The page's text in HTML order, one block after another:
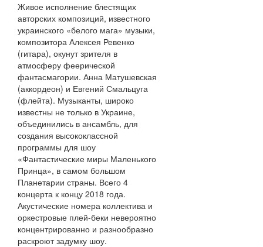
Живое исполнение блестящих
авторских композиций, известного
украинского «белого мага» музыки,
композитора Алексея Ревенко
(гитара), окунут зрителя в
атмосферу феерической
фантасмагории. Анна Матушевская
(аккордеон) и Евгений Смальцуга
(флейта). Музыканты, широко
известны не только в Украине,
объединились в ансамбль, для
создания высококлассной
программы для шоу
«Фантастические миры Маленького
Принца», в самом большом
Планетарии страны. Всего 4
концерта к концу 2018 года.
Акустические номера коллектива и
оркестровые плей-беки невероятно
концентрированно и разнообразно
раскроют задумку шоу.